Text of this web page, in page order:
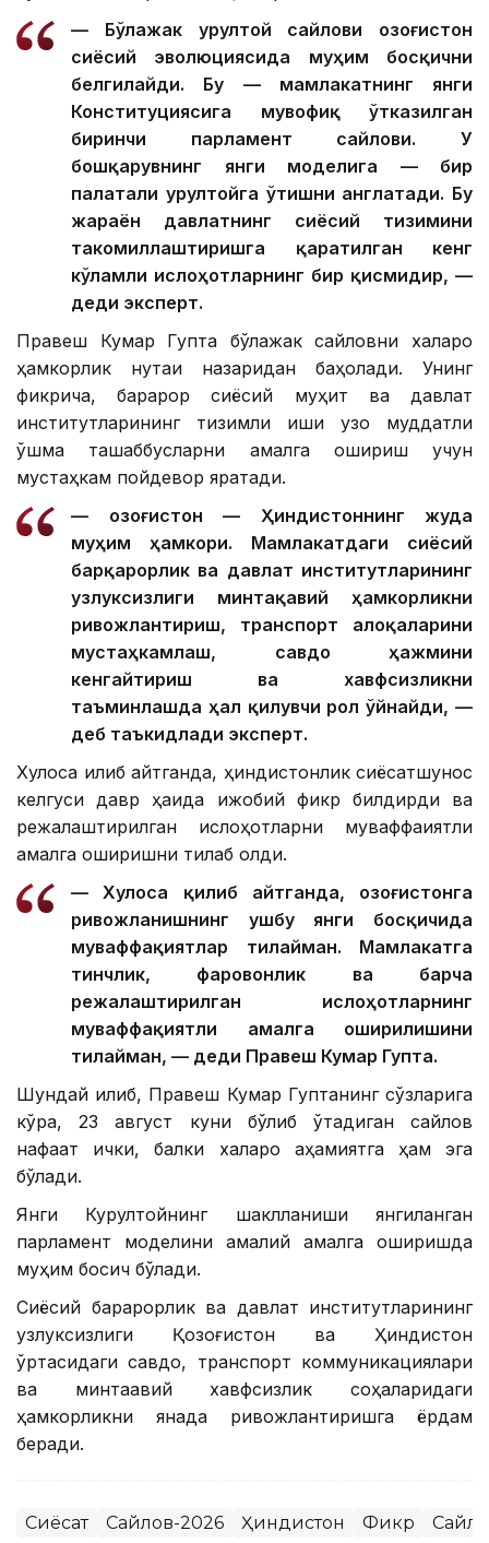
— Бўлажак Қурултой сайлови Қозоғистон
сиёсий эволюциясида муҳим босқични
белгилайди. Бу — мамлакатнинг янги
Конституциясига мувофиқ ўтказилган
биринчи парламент сайлови. У
бошқарувнинг янги моделига — бир
палатали Қурултойга ўтишни англатади. Бу
жараён давлатнинг сиёсий тизимини
такомиллаштиришга қаратилган кенг
кўламли ислоҳотларнинг бир қисмидир, —
деди эксперт.
Правеш Кумар Гупта бўлажак сайловни халқаро
ҳамкорлик нуқтаи назаридан баҳолади. Унинг
фикрича, барқарор сиёсий муҳит ва давлат
институтларининг тизимли иши узоқ муддатли
қўшма ташаббусларни амалга ошириш учун
мустаҳкам пойдевор яратади.
— Қозоғистон — Ҳиндистоннинг жуда
муҳим ҳамкори. Мамлакатдаги сиёсий
барқарорлик ва давлат институтларининг
узлуксизлиги минтақавий ҳамкорликни
ривожлантириш, транспорт алоқаларини
мустаҳкамлаш, савдо ҳажмини
кенгайтириш ва хавфсизликни
таъминлашда ҳал қилувчи рол ўйнайди, —
деб таъкидлади эксперт.
Хулоса қилиб айтганда, ҳиндистонлик сиёсатшунос
келгуси давр ҳақида ижобий фикр билдирди ва
режалаштирилган ислоҳотларни муваффақиятли
амалга оширишни тилаб қолди.
— Хулоса қилиб айтганда, Қозоғистонга
ривожланишнинг ушбу янги босқичида
муваффақиятлар тилайман. Мамлакатга
тинчлик, фаровонлик ва барча
режалаштирилган ислоҳотларнинг
муваффақиятли амалга оширилишини
тилайман, — деди Правеш Кумар Гупта.
Шундай қилиб, Правеш Кумар Гуптанинг сўзларига
кўра, 23 август куни бўлиб ўтадиган сайлов
нафақат ички, балки халқаро аҳамиятга ҳам эга
бўлади.
Янги Курултойнинг шаклланиши янгиланган
парламент моделини амалий амалга оширишда
муҳим босқич бўлади.
Сиёсий барқарорлик ва давлат институтларининг
узлуксизлиги Қозоғистон ва Ҳиндистон
ўртасидаги савдо, транспорт коммуникациялари
ва минтақавий хавфсизлик соҳаларидаги
ҳамкорликни янада ривожлантиришга ёрдам
беради.
Сиёсат Сайлов-2026 Ҳиндистон Фикр